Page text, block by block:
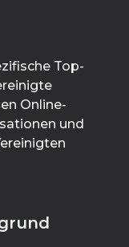
Top-
Online-
und